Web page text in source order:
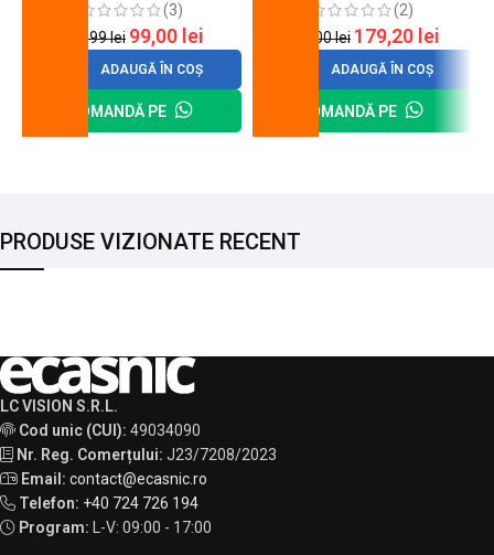
(3)
120,99lei 99,00 lei
ADAUGĂ ÎN COȘ
COMANDĂ PE
(2)
200,00lei 179,20 lei
ADAUGĂ ÎN COȘ
COMANDĂ PE
PRODUSE VIZIONATE RECENT
LC VISION S.R.L.
Cod unic (CUI): 49034090
Nr. Reg. Comerțului: J23/7208/2023
Email: contact@ecasnic.ro
Telefon: +40 724 726 194
Program:
L-V: 09:00 - 17:00